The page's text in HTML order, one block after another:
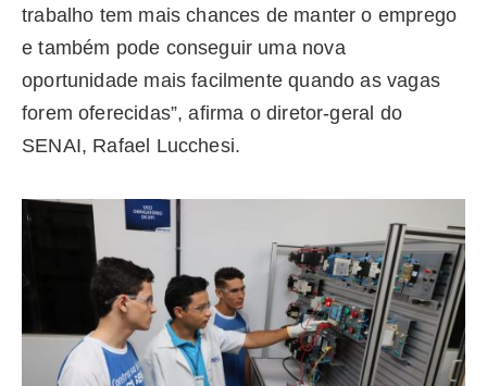
trabalho tem mais chances de manter o emprego
e também pode conseguir uma nova
oportunidade mais facilmente quando as vagas
forem oferecidas”, afirma o diretor-geral do
SENAI, Rafael Lucchesi.